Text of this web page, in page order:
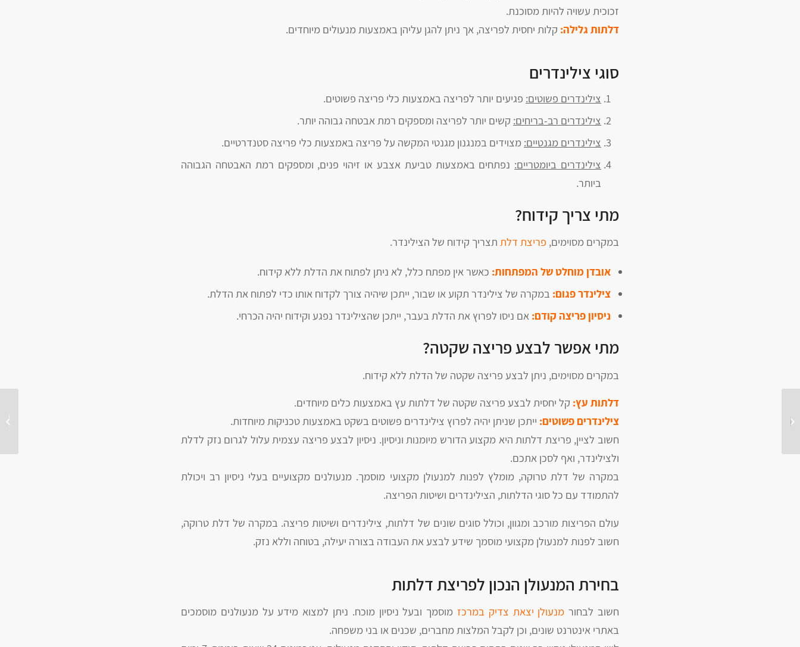
זכוכית עשויה להיות מסוכנת.
דלתות גלילה: קלות יחסית לפריצה, אך ניתן להגן עליהן באמצעות מנעולים מיוחדים.
סוגי צילינדרים
צילינדרים פשוטים: פגיעים יותר לפריצה באמצעות כלי פריצה פשוטים.
צילינדרים רב-בריחים: קשים יותר לפריצה ומספקים רמת אבטחה גבוהה יותר.
צילינדרים מגנטיים: מצוידים במנגנון מגנטי המקשה על פריצה באמצעות כלי פריצה סטנדרטיים.
צילינדרים ביומטריים: נפתחים באמצעות טביעת אצבע או זיהוי פנים, ומספקים רמת האבטחה הגבוהה
ביותר.
מתי צריך קידוח?
במקרים מסוימים, פריצת דלתתצריך קידוח של הצילינדר.
אובדן מוחלט של המפתחות: כאשר אין מפתח כלל, לא ניתן לפתוח את הדלת ללא קידוח.
צילינדר פגום: במקרה של צילינדר תקוע או שבור, ייתכן שיהיה צורך לקדוח אותו כדי לפתוח את הדלת.
ניסיון פריצה קודם: אם ניסו לפרוץ את הדלת בעבר, ייתכן שהצילינדר נפגע וקידוח יהיה הכרחי.
מתי אפשר לבצע פריצה שקטה?
במקרים מסוימים, ניתן לבצע פריצה שקטה של הדלת ללא קידוח.
דלתות עץ: קל יחסית לבצע פריצה שקטה של דלתות עץ באמצעות כלים מיוחדים.
צילינדרים פשוטים: ייתכן שניתן יהיה לפרוץ צילינדרים פשוטים בשקט באמצעות טכניקות מיוחדות.
חשוב לציין, פריצת דלתות היא מקצוע הדורש מיומנות וניסיון. ניסיון לבצע פריצה עצמית עלול לגרום נזק לדלת
ולצילינדר, ואף לסכן אתכם.
במקרה של דלת טרוקה, מומלץ לפנות למנעולן מקצועי מוסמך. מנעולנים מקצועיים בעלי ניסיון רב ויכולת
להתמודד עם כל סוגי הדלתות, הצילינדרים ושיטות הפריצה.
עולם הפריצות מורכב ומגוון, וכולל סוגים שונים של דלתות, צילינדרים ושיטות פריצה. במקרה של דלת טרוקה,
חשוב לפנות למנעולן מקצועי מוסמך שידע לבצע את העבודה בצורה יעילה, בטוחה וללא נזק.
בחירת המנעולן הנכון לפריצת דלתות
חשוב לבחור מנעולן יצאת צדיק במרכז מוסמך ובעל ניסיון מוכח. ניתן למצוא מידע על מנעולנים מוסמכים
באתרי אינטרנט שונים, וכן לקבל המלצות מחברים, שכנים או בני משפחה.
למה